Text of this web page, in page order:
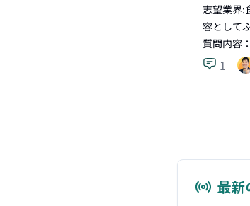
志望業界:
容として
質問内容
1
最新